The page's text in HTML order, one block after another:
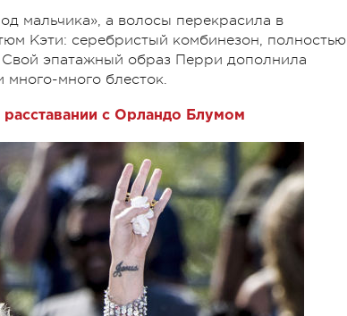
мальчика», а волосы перекрасила в
Кэти: серебристый комбинезон, полностью
эпатажный образ Перри дополнила
много блесток.
расставании с Орландо Блумом